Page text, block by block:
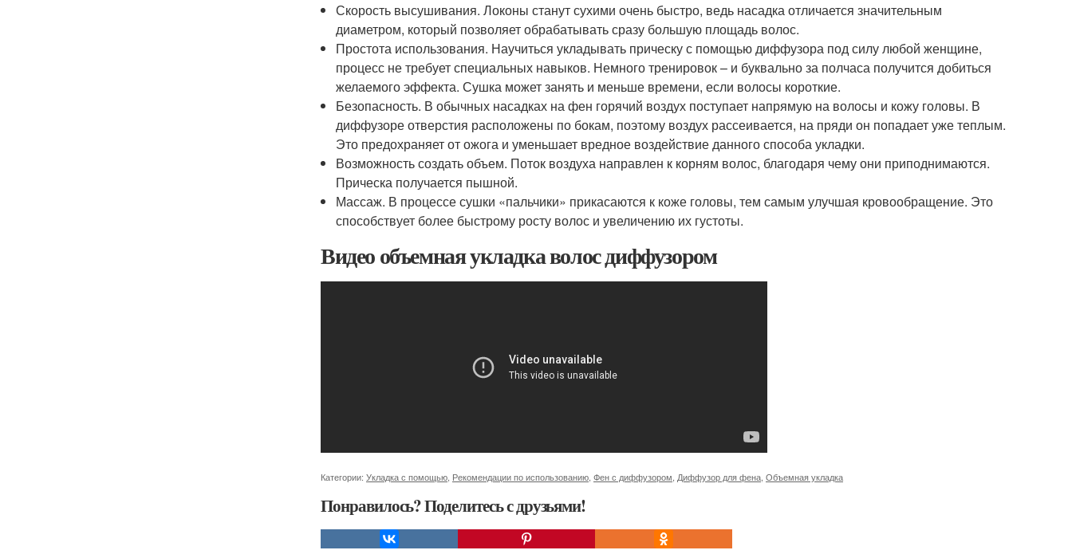
Скорость высушивания. Локоны станут сухими очень быстро, ведь насадка отличается значительным
диаметром, который позволяет обрабатывать сразу большую площадь волос.
Простота использования. Научиться укладывать прическу с помощью диффузора под силу любой женщине,
процесс не требует специальных навыков. Немного тренировок – и буквально за полчаса получится добиться
желаемого эффекта. Сушка может занять и меньше времени, если волосы короткие.
Безопасность. В обычных насадках на фен горячий воздух поступает напрямую на волосы и кожу головы. В
диффузоре отверстия расположены по бокам, поэтому воздух рассеивается, на пряди он попадает уже теплым.
Это предохраняет от ожога и уменьшает вредное воздействие данного способа укладки.
Возможность создать объем. Поток воздуха направлен к корням волос, благодаря чему они приподнимаются.
Прическа получается пышной.
Массаж. В процессе сушки «пальчики» прикасаются к коже головы, тем самым улучшая кровообращение. Это
способствует более быстрому росту волос и увеличению их густоты.
Видео объемная укладка волос диффузором
Категории: Укладка с помощью Рекомендации по использованию Фен с диффузором Диффузор для фена Объемная укладка
Понравилось? Поделитесь с друзьями!